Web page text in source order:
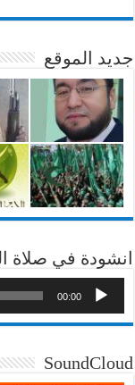
جديد الموقع
انشودة في صلاة
00:00
SoundCloud